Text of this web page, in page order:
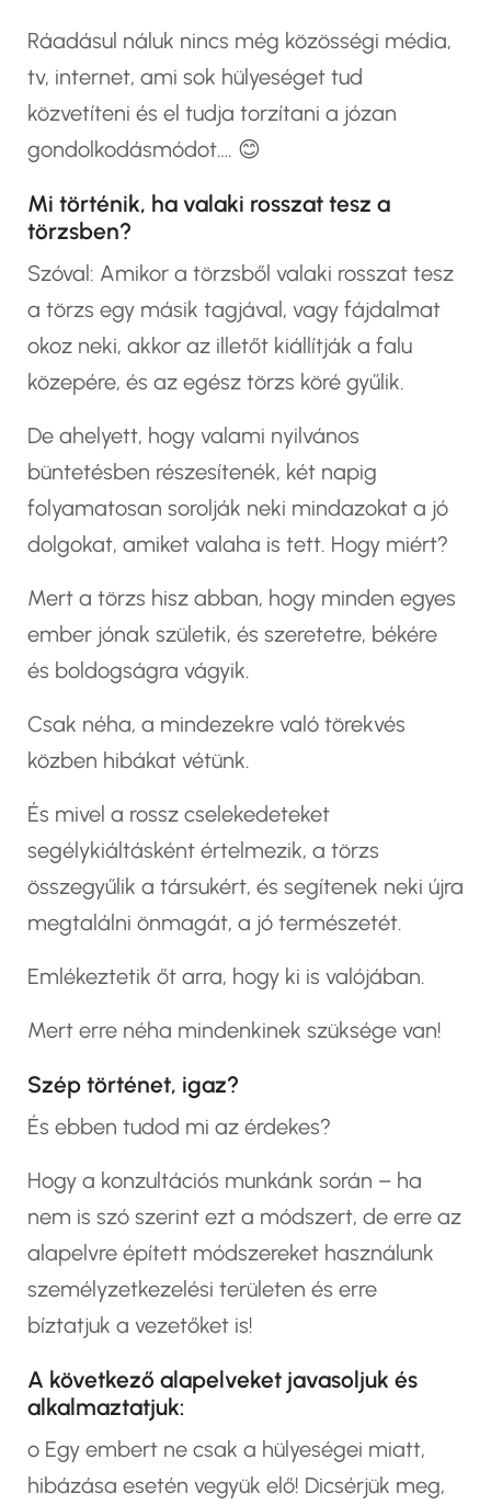
Ráadásul náluk nincs még közösségi média,
tv, internet, ami sok hülyeséget tud
közvetíteni és el tudja torzítani a józan
gondolkodásmódot…. 😊
Mi történik, ha valaki rosszat tesz a
törzsben?
Szóval: Amikor a törzsből valaki rosszat tesz
a törzs egy másik tagjával, vagy fájdalmat
okoz neki, akkor az illetőt kiállítják a falu
közepére, és az egész törzs köré gyűlik.
De ahelyett, hogy valami nyilvános
büntetésben részesítenék, két napig
folyamatosan sorolják neki mindazokat a jó
dolgokat, amiket valaha is tett. Hogy miért?
Mert a törzs hisz abban, hogy minden egyes
ember jónak születik, és szeretetre, békére
és boldogságra vágyik.
Csak néha, a mindezekre való törekvés
közben hibákat vétünk.
És mivel a rossz cselekedeteket
segélykiáltásként értelmezik, a törzs
összegyűlik a társukért, és segítenek neki újra
megtalálni önmagát, a jó természetét.
Emlékeztetik őt arra, hogy ki is valójában.
Mert erre néha mindenkinek szüksége van!
Szép történet, igaz?
És ebben tudod mi az érdekes?
Hogy a konzultációs munkánk során – ha
nem is szó szerint ezt a módszert, de erre az
alapelvre épített módszereket használunk
személyzetkezelési területen és erre
bíztatjuk a vezetőket is!
A következő alapelveket javasoljuk és
alkalmaztatjuk:
o Egy embert ne csak a hülyeségei miatt,
hibázása esetén vegyük elő! Dicsérjük meg,